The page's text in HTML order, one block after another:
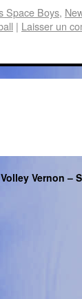
Space Boys,
| Laisser un
Vernon –